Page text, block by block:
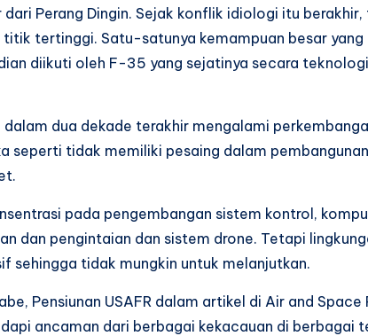
Perang Dingin. Sejak konflik idiologi itu
tertinggi. Satu-satunya kemampuan besar yang
diikuti oleh F-35 yang sejatinya secara
dua dekade terakhir mengalami
seperti tidak memiliki pesaing dalam
pada pengembangan sistem kontrol,
dan pengintaian dan sistem drone. Tetapi
sehingga tidak mungkin untuk melanjutkan.
Pensiunan USAFR dalam artikel di Air and
ancaman dari berbagai kekacauan di berbagai